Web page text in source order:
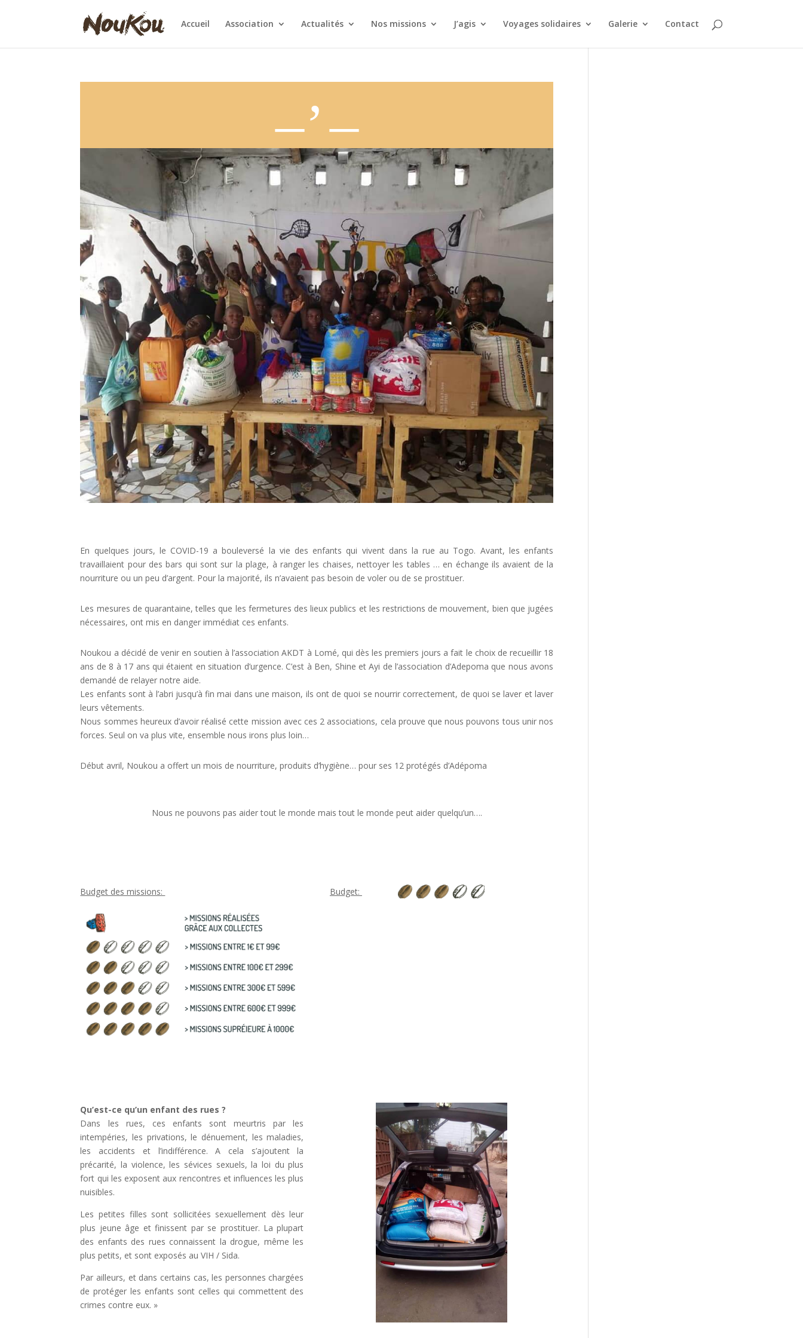
Accueil Association Actualités Nos missions J’agis Voyages solidaires Galerie Contact
Covid 19 – Soutien à l’association AKDT – Avril 2020
En quelques jours, le COVID-19 a bouleversé la vie des enfants qui vivent dans la rue au Togo. Avant, les enfants
travaillaient pour des bars qui sont sur la plage, à ranger les chaises, nettoyer les tables … en échange ils avaient de la
nourriture ou un peu d’argent. Pour la majorité, ils n’avaient pas besoin de voler ou de se prostituer.
Les mesures de quarantaine, telles que les fermetures des lieux publics et les restrictions de mouvement, bien que jugées
nécessaires, ont mis en danger immédiat ces enfants.
Noukou a décidé de venir en soutien à l’association AKDT à Lomé, qui dès les premiers jours a fait le choix de recueillir 18
ans de 8 à 17 ans qui étaient en situation d’urgence. C’est à Ben, Shine et Ayi de l’association d’Adepoma que nous avons
demandé de relayer notre aide.
Les enfants sont à l’abri jusqu’à fin mai dans une maison, ils ont de quoi se nourrir correctement, de quoi se laver et laver
leurs vêtements.
Nous sommes heureux d’avoir réalisé cette mission avec ces 2 associations, cela prouve que nous pouvons tous unir nos
forces. Seul on va plus vite, ensemble nous irons plus loin…
Début avril, Noukou a offert un mois de nourriture, produits d’hygiène… pour ses 12 protégés d’Adépoma
Nous ne pouvons pas aider tout le monde mais tout le monde peut aider quelqu’un….
Budget des missions: Budget:
Qu’est-ce qu’un enfant des rues ?
Dans les rues, ces enfants sont meurtris par les
intempéries, les privations, le dénuement, les maladies,
les accidents et l’indifférence. A cela s’ajoutent la
précarité, la violence, les sévices sexuels, la loi du plus
fort qui les exposent aux rencontres et influences les plus
nuisibles.
Les petites filles sont sollicitées sexuellement dès leur
plus jeune âge et finissent par se prostituer. La plupart
des enfants des rues connaissent la drogue, même les
plus petits, et sont exposés au VIH / Sida.
Par ailleurs, et dans certains cas, les personnes chargées
de protéger les enfants sont celles qui commettent des
crimes contre eux. »